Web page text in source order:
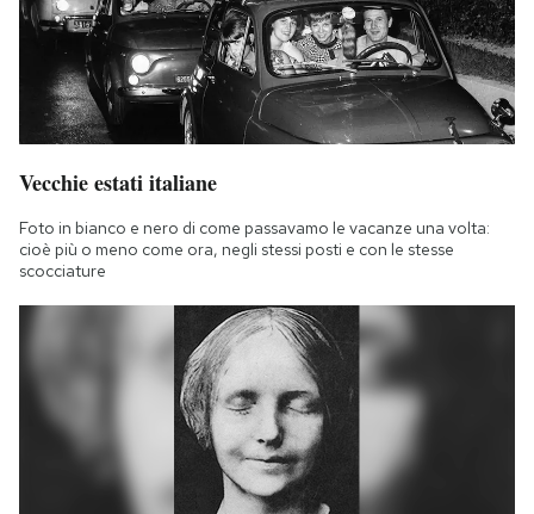
Vecchie estati italiane
Foto in bianco e nero di come passavamo le vacanze una volta:
cioè più o meno come ora, negli stessi posti e con le stesse
scocciature